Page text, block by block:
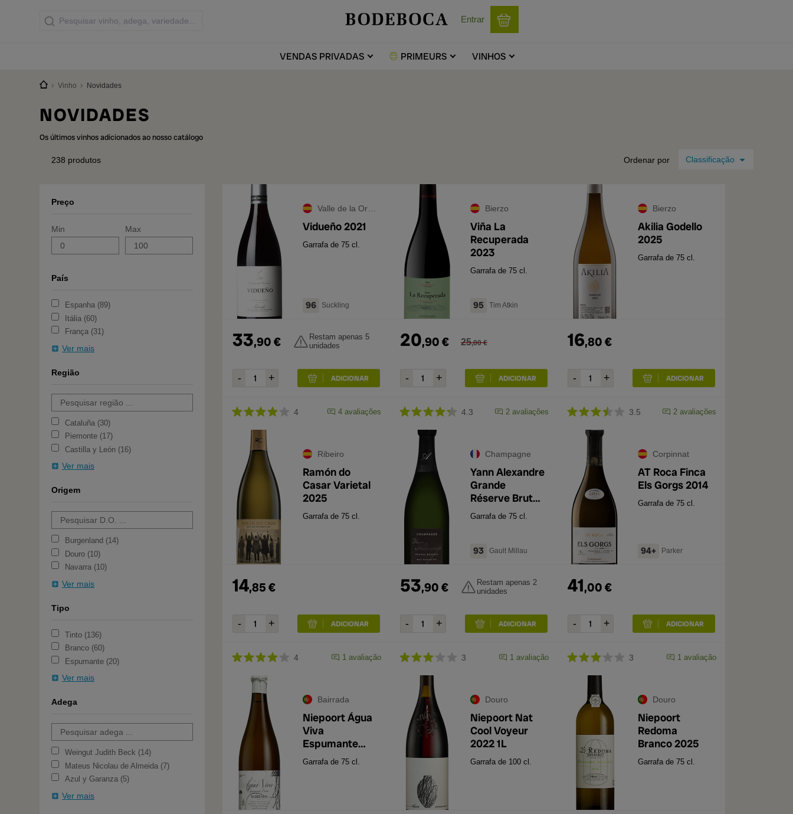
Entrar
VENDASPRIVADAS PRIMEURS VINHOS
Vinho Novidades
NOVIDADES
Os últimos vinhos adicionados ao nosso catálogo
238 produtos Ordenar por
Preço
Min Max
País
Espanha 89
Itália 60
França 31
Ver mais
Região
Cataluña
30
Piemonte 17
Castilla y León 16
Ver mais
Origem
Burgenland
14
Douro 10
Navarra 10
Ver mais
Tipo
Tinto 136
Branco 60
Espumante 20
Ver mais
Adega
Weingut Judith Beck
14
Mateus Nicolau de Almeida 7
Azul y Garanza 5
Ver mais
Valle de la Orotava
Vidueño 2021
Garrafa de 75 cl.
96 Suckling
33,90€
Restam apenas 5
unidades
4 4 avaliações
Bierzo
Viña La
Recuperada
2023
Garrafa de 75 cl.
95 Tim Atkin
20,90€ 25,00€
4.3 2 avaliações
Bierzo
Akilia Godello
2025
Garrafa de 75 cl.
16,80€
3.5 2 avaliações
Ribeiro
Ramón do
Casar Varietal
2025
Garrafa de 75 cl.
14,85€
4 1 avaliação
Champagne
Yann Alexandre
Grande
Réserve Brut
Premier Cru
Garrafa de 75 cl.
93 Gault Millau
53,90€
Restam apenas 2
unidades
3 1 avaliação
Corpinnat
AT Roca Finca
Els Gorgs 2014
Garrafa de 75 cl.
94+ Parker
41,00€
3 1 avaliação
Bairrada
Niepoort Água
Viva
Espumante
Bruto 2019
Garrafa de 75 cl.
Douro
Niepoort Nat
Cool Voyeur
2022 1L
Garrafa de 100 cl.
Douro
Niepoort
Redoma
Branco 2025
Garrafa de 75 cl.